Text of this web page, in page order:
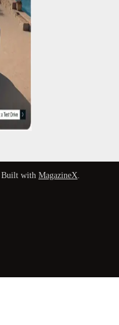
. Built with MagazineX